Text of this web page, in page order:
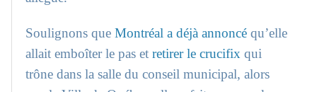
Soulignons queMontréal a déjà annoncé qu’elle
allait emboîter le pas etretirer le crucifix qui
trône dans la salle du conseil municipal, alors